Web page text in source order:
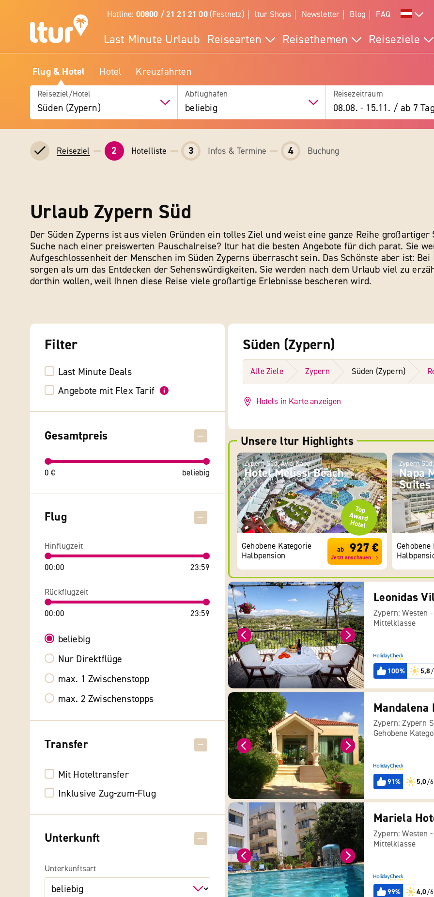
Hotline: 00800 / 21 21 21 00(Festnetz) ltur Shops Newsletter Blog FAQ
Last Minute Urlaub Reisearten Reisethemen Reiseziele
Flug & Hotel Hotel Kreuzfahrten
Reiseziel/Hotel
Süden (Zypern)
Abflughafen
beliebig
Reisezeitraum
08.08. - 15.11. / ab 7
Reiseziel 2 Hotelliste 3 Infos & Termine 4 Buchung
Urlaub Zypern Süd
Der Süden Zyperns ist aus vielen Gründen ein tolles Ziel und weist eine ganze Reihe
Suche nach einer preiswerten Pauschalreise? ltur hat die besten Angebote für dich parat. Sie
Aufgeschlossenheit der Menschen im Süden Zyperns überrascht sein. Das Schönste aber ist:
sorgen als um das Entdecken der Sehenswürdigkeiten. Sie werden nach dem Urlaub viel zu
dorthin wollen, weil Ihnen diese Reise viele großartige Erlebnisse bescheren wird.
Filter
Last Minute Deals
Angebote mit Flex Tarif
Gesamtpreis
0 € beliebig
Flug
Hinflugzeit
00:00 23:59
Rückflugzeit
00:00 23:59
beliebig
Nur Direktflüge
max. 1 Zwischenstopp
max. 2 Zwischenstopps
Transfer
Mit Hoteltransfer
Inklusive Zug-zum-Flug
Unterkunft
Unterkunftsart
Süden (Zypern)
Alle Ziele Zypern Süden (Zypern)
Hotels in Karte anzeigen
Unsere ltur Highlights
Zypern Süd, Ayia Napa
Hotel Melissi Beach
Gehobene Kategorie
Halbpension
ab 927 €
Jetzt anschauen
Zypern
Napa
Suites
Leonidas
Zypern: Westen -
Mittelklasse
100% 5,8
Zypern: Zypern
Gehobene
91% 5,0/6
Mariela
Zypern: Westen -
Mittelklasse
99% 4,0/6